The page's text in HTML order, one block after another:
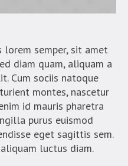
semper, sit amet
diam quam, aliquam a
Cum sociis natoque
montes, nascetur
id mauris pharetra
purus euismod
eget sagittis sem.
luctus diam.